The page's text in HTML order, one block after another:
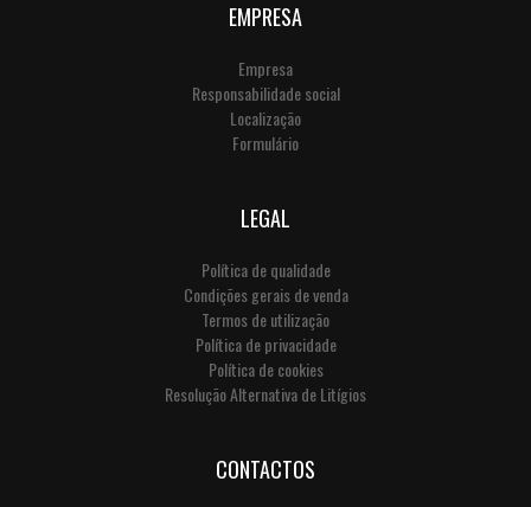
EMPRESA
Empresa
Responsabilidade social
Localização
Formulário
LEGAL
Política de qualidade
Condições gerais de venda
Termos de utilização
Política de privacidade
Política de cookies
Resolução Alternativa de Litígios
CONTACTOS